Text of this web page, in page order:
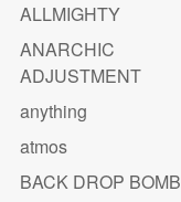
ALLMIGHTY
ANARCHIC
ADJUSTMENT
anything
atmos
BACK DROP BOMB